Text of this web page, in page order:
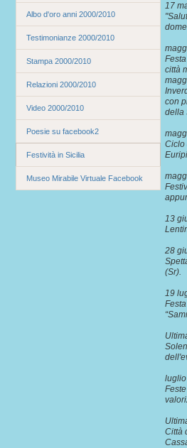
Albo d'oro anni 2000/2010
Testimonianze 2000/2010
Stampa 2000/2010
Relazioni 2000/2010
Video 2000/2010
Poesie su facebook2
Festività in Sicilia
Museo Mirabile Virtuale Facebook
17
città
con
Ciclo
13
28
19
Città